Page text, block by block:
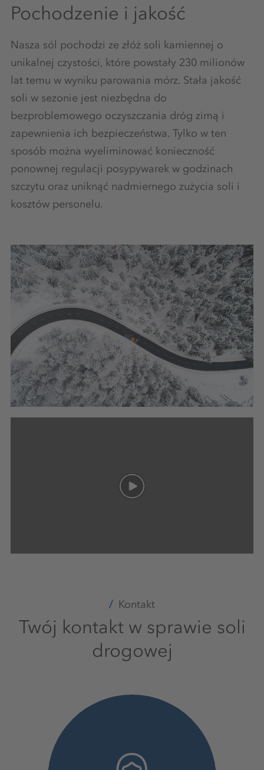
Pochodzenie i jakość
Nasza sól pochodzi ze złóż soli kamiennej o
unikalnej czystości, które powstały 230 milionów
lat temu w wyniku parowania mórz. Stała jakość
soli w sezonie jest niezbędna do
bezproblemowego oczyszczania dróg zimą i
zapewnienia ich bezpieczeństwa. Tylko w ten
sposób można wyeliminować konieczność
ponownej regulacji posypywarek w godzinach
szczytu oraz uniknąć nadmiernego zużycia soli i
kosztów personelu.
Kontakt
Twój kontakt w sprawie soli
drogowej